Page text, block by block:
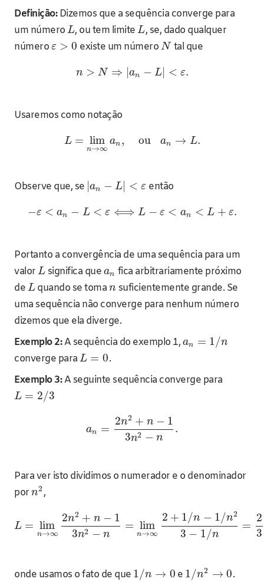
Definição:Dizemos que a sequência converge para
um número L, ou tem limiteL, se, dado qualquer
número ε > 0 existe um número N tal que
n > N ⇒ an − L < ε.
Usaremos como notação
L = lim
n→∞
an , ou an → L.
Observe que, se an − L < ε então
−ε < an − L < ε ⟺ L − ε < an < L + ε.
Portanto a convergência de uma sequência para um
valor L significa que an fica arbitrariamente próximo
de Lquando se toman suficientemente grande. Se
uma sequência não converge para nenhum número
dizemos que ela diverge.
Exemplo 2:A sequência do exemplo 1, an = 1/n
converge paraL = 0.
Exemplo 3:A seguinte sequência converge para
L = 2/3
an =
2n2 + n − 1
3n2 − n
.
Para ver isto dividimos o numerador e o denominador
por n2 ,
L = lim
n→∞
2n2 + n − 1
3n2 − n
= lim
n→∞
2 + 1/n − 1/n2
3 − 1/n
=
2
3
onde usamos o fato de que 1/n → 0 e 1/n2 → 0.